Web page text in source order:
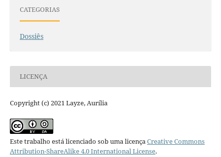
CATEGORIAS
Dossiês
LICENÇA
Copyright (c) 2021 Layze, Aurília
Este trabalho está licenciado sob uma licençaCreative Commons
Attribution-ShareAlike 4.0 International License.